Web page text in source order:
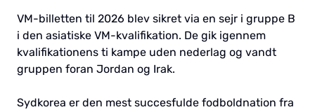
VM-billetten til 2026 blev sikret via en sejr i gruppe B
i den asiatiske VM-kvalifikation. De gik igennem
kvalifikationens ti kampe uden nederlag og vandt
gruppen foran Jordan og Irak.
Sydkorea er den mest succesfulde fodboldnation fra